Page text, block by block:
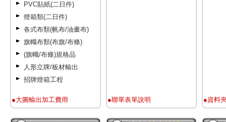
PVC貼紙(二日件)
燈箱類(二日件)
各式布類(帆布/油畫布)
旗幟布類(布旗/布條)
(旗幟/布條)規格品
人形立牌/板材輸出
招牌燈箱工程
●大圖輸出加工費用 ●聯單表單說明 ●資料